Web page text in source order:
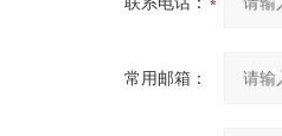
常用邮箱：